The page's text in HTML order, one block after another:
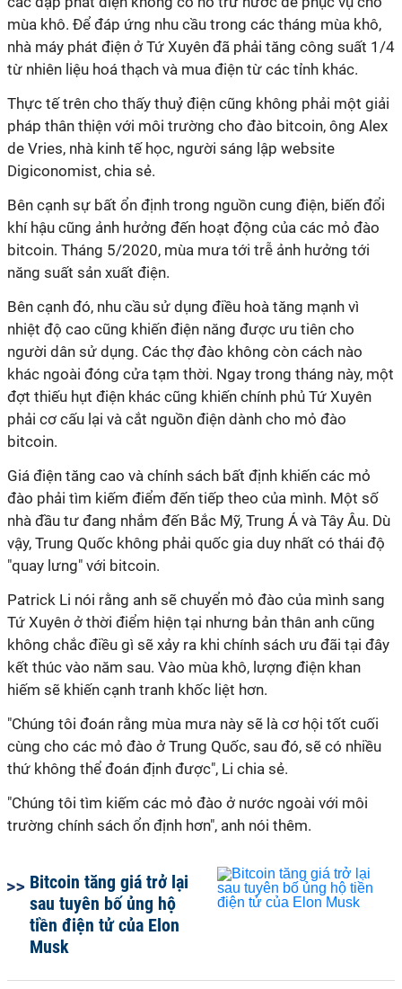
mùa khô. Để đáp ứng nhu cầu trong các tháng mùa khô,
nhà máy phát điện ở Tứ Xuyên đã phải tăng công suất 1/4
từ nhiên liệu hoá thạch và mua điện từ các tỉnh khác.
Thực tế trên cho thấy thuỷ điện cũng không phải một giải
pháp thân thiện với môi trường cho đào bitcoin, ông Alex
de Vries, nhà kinh tế học, người sáng lập website
Digiconomist, chia sẻ.
Bên cạnh sự bất ổn định trong nguồn cung điện, biến đổi
khí hậu cũng ảnh hưởng đến hoạt động của các mỏ đào
bitcoin. Tháng 5/2020, mùa mưa tới trễ ảnh hưởng tới
năng suất sản xuất điện.
Bên cạnh đó, nhu cầu sử dụng điều hoà tăng mạnh vì
nhiệt độ cao cũng khiến điện năng được ưu tiên cho
người dân sử dụng. Các thợ đào không còn cách nào
khác ngoài đóng cửa tạm thời. Ngay trong tháng này, một
đợt thiếu hụt điện khác cũng khiến chính phủ Tứ Xuyên
phải cơ cấu lại và cắt nguồn điện dành cho mỏ đào
bitcoin.
Giá điện tăng cao và chính sách bất định khiến các mỏ
đào phải tìm kiếm điểm đến tiếp theo của mình. Một số
nhà đầu tư đang nhắm đến Bắc Mỹ, Trung Á và Tây Âu. Dù
vậy, Trung Quốc không phải quốc gia duy nhất có thái độ
"quay lưng" với bitcoin.
Patrick Li nói rằng anh sẽ chuyển mỏ đào của mình sang
Tứ Xuyên ở thời điểm hiện tại nhưng bản thân anh cũng
không chắc điều gì sẽ xảy ra khi chính sách ưu đãi tại đây
kết thúc vào năm sau. Vào mùa khô, lượng điện khan
hiếm sẽ khiến cạnh tranh khốc liệt hơn.
"Chúng tôi đoán rằng mùa mưa này sẽ là cơ hội tốt cuối
cùng cho các mỏ đào ở Trung Quốc, sau đó, sẽ có nhiều
thứ không thể đoán định được", Li chia sẻ.
"Chúng tôi tìm kiếm các mỏ đào ở nước ngoài với môi
trường chính sách ổn định hơn", anh nói thêm.
Bitcoin tăng giá trở lại
sau tuyên bố ủng hộ
tiền điện tử của Elon
Musk